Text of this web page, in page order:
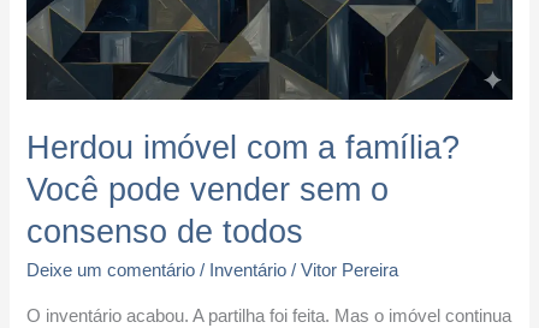
Herdou imóvel com a família?
Você pode vender sem o
consenso de todos
Deixe um comentário / Inventário /Vitor Pereira
O inventário acabou. A partilha foi feita. Mas o imóvel continua
pode
vender
o
consenso
de
todos